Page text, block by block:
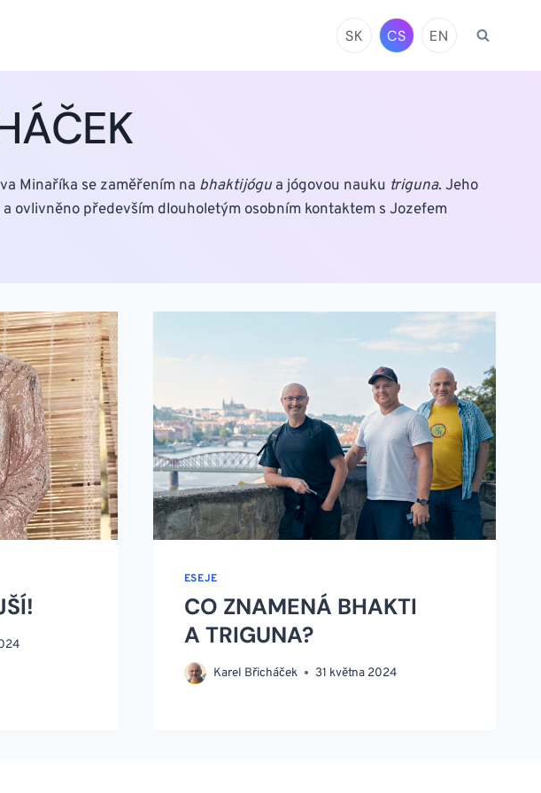
SK CS EN
Minaříka se zaměřením na bhaktijógua jógovou nauku triguna. Jeho
ovlivněno především dlouholetým osobním kontaktem s Jozefem
ESEJE
CO ZNAMENÁ BHAKTI
A TRIGUNA?
Karel Břicháček 31 května 2024